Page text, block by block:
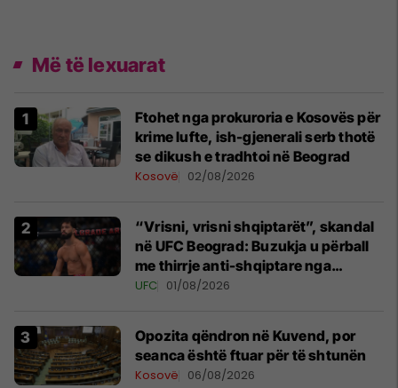
Më të lexuarat
Ftohet nga prokuroria e Kosovës për
krime lufte, ish-gjenerali serb thotë
se dikush e tradhtoi në Beograd
Kosovë 02/08/2026
“Vrisni, vrisni shqiptarët”, skandal
në UFC Beograd: Buzukja u përball
me thirrje anti-shqiptare nga
tribunat
UFC 01/08/2026
Opozita qëndron në Kuvend, por
seanca është ftuar për të shtunën
Kosovë 06/08/2026